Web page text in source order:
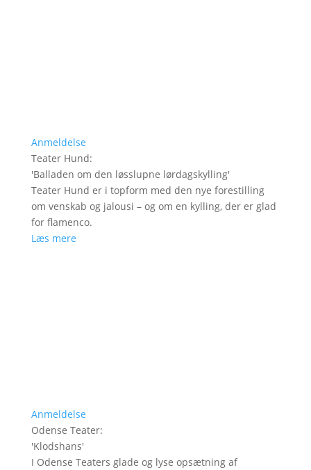
Anmeldelse
Teater Hund:
'Balladen om den løsslupne lørdagskylling'
Teater Hund er i topform med den nye forestilling
om venskab og jalousi – og om en kylling, der er glad
for flamenco.
Læs mere
Anmeldelse
Odense Teater:
'Klodshans'
I Odense Teaters glade og lyse opsætning af